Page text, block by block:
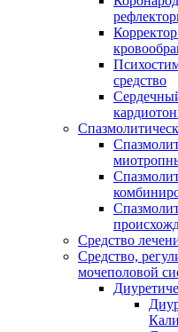
средство
Средство
Средство,
мочеполовой